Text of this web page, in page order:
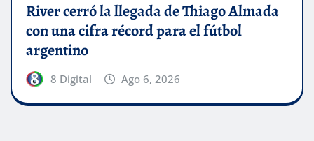
River cerró la llegada de Thiago Almada
con una cifra récord para el fútbol
argentino
8 Digital Ago 6, 2026